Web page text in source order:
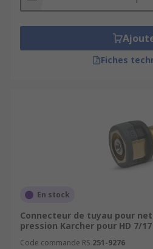
Fiches
En stock
Connecteur de tuyau pour
pression Karcher pour HD 7/17
Code commande RS 251-9276